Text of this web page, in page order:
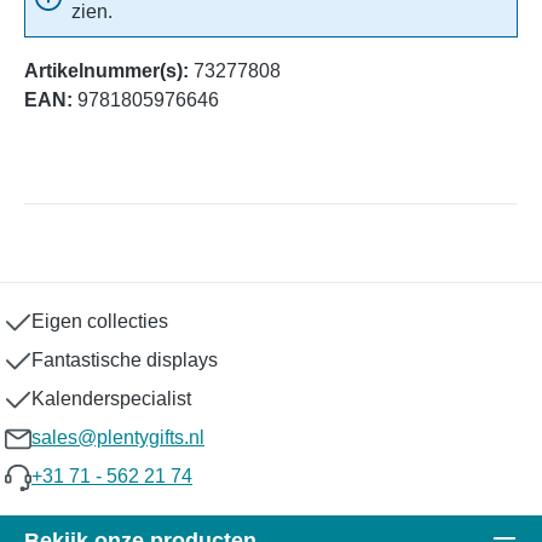
zien.
Artikelnummer(s): 73277808
EAN: 9781805976646
Eigen collecties
Fantastische displays
Kalenderspecialist
sales@plentygifts.nl
+31 71 - 562 21 74